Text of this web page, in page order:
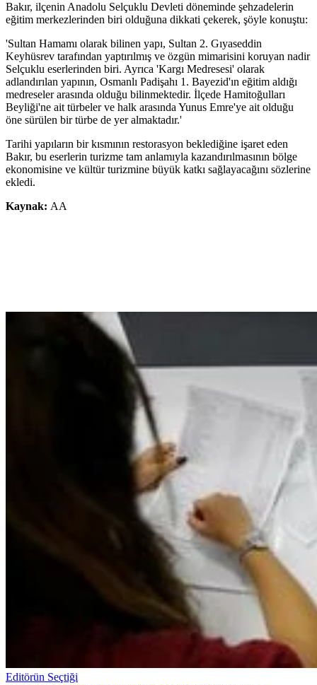
Bakır, ilçenin Anadolu Selçuklu Devleti döneminde şehzadelerin
eğitim merkezlerinden biri olduğuna dikkati çekerek, şöyle konuştu:
'Sultan Hamamı olarak bilinen yapı, Sultan 2. Gıyaseddin
Keyhüsrev tarafından yaptırılmış ve özgün mimarisini koruyan nadir
Selçuklu eserlerinden biri. Ayrıca 'Kargı Medresesi' olarak
adlandırılan yapının, Osmanlı Padişahı 1. Bayezid'ın eğitim aldığı
medreseler arasında olduğu bilinmektedir. İlçede Hamitoğulları
Beyliği'ne ait türbeler ve halk arasında Yunus Emre'ye ait olduğu
öne sürülen bir türbe de yer almaktadır.'
Tarihi yapıların bir kısmının restorasyon beklediğine işaret eden
Bakır, bu eserlerin turizme tam anlamıyla kazandırılmasının bölge
ekonomisine ve kültür turizmine büyük katkı sağlayacağını sözlerine
ekledi.
Kaynak: AA
Editörün Seçtiği